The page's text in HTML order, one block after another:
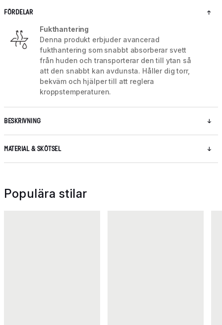
FÖRDELAR
Fukthantering
Denna produkt erbjuder avancerad
fukthantering som snabbt absorberar svett
från huden och transporterar den till ytan så
att den snabbt kan avdunsta. Håller dig torr,
bekväm och hjälper till att reglera
kroppstemperaturen.
BESKRIVNING
MATERIAL & SKÖTSEL
Populära stilar